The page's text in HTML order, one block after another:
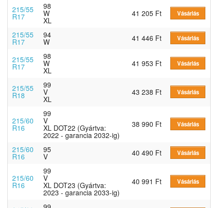
215/55
R17
98
W
XL
41 205 Ft Vásárlás
215/55
R17
94
W 41 446 Ft Vásárlás
215/55
R17
98
W
XL
41 953 Ft Vásárlás
215/55
R18
99
V
XL
43 238 Ft Vásárlás
215/60
R16
99
V
XL DOT22 (Gyártva:
2022 - garancia 2032-ig)
38 990 Ft Vásárlás
215/60
R16
95
V 40 490 Ft Vásárlás
215/60
R16
99
V
XL DOT23 (Gyártva:
2023 - garancia 2033-ig)
40 991 Ft Vásárlás